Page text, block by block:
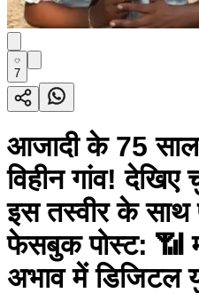
7
आजादी के 75 साल
विहीन गांव!
इस तस्वीर के साथ
फेसबुक पोस्ट: 📶
अभाव में डिजिटल